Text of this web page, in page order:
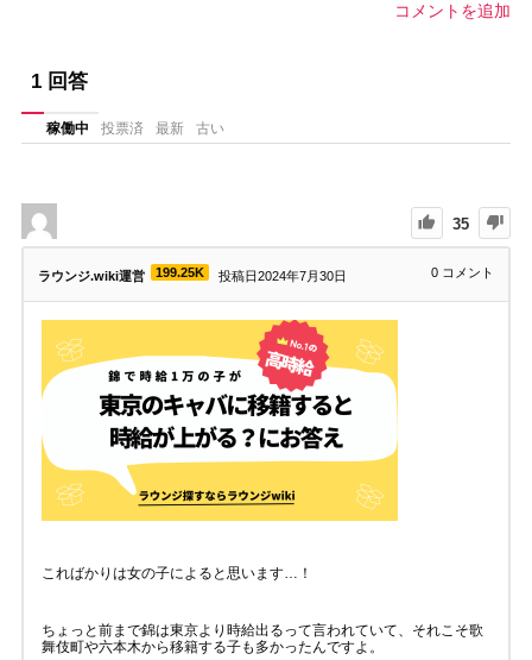
コメントを追加
1 回答
稼働中 投票済 最新 古い
35
ラウンジ.wiki運営 199.25K 投稿日2024年7月30日 0 コメント
こればかりは女の子によると思います…！
ちょっと前まで錦は東京より時給出るって言われていて、それこそ歌
舞伎町や六本木から移籍する子も多かったんですよ。